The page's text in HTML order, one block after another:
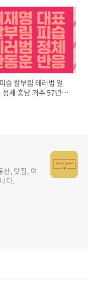
습 칼부림 테러범 얼
정체 충남 거주 57년생
산, 맛집, 여
다.